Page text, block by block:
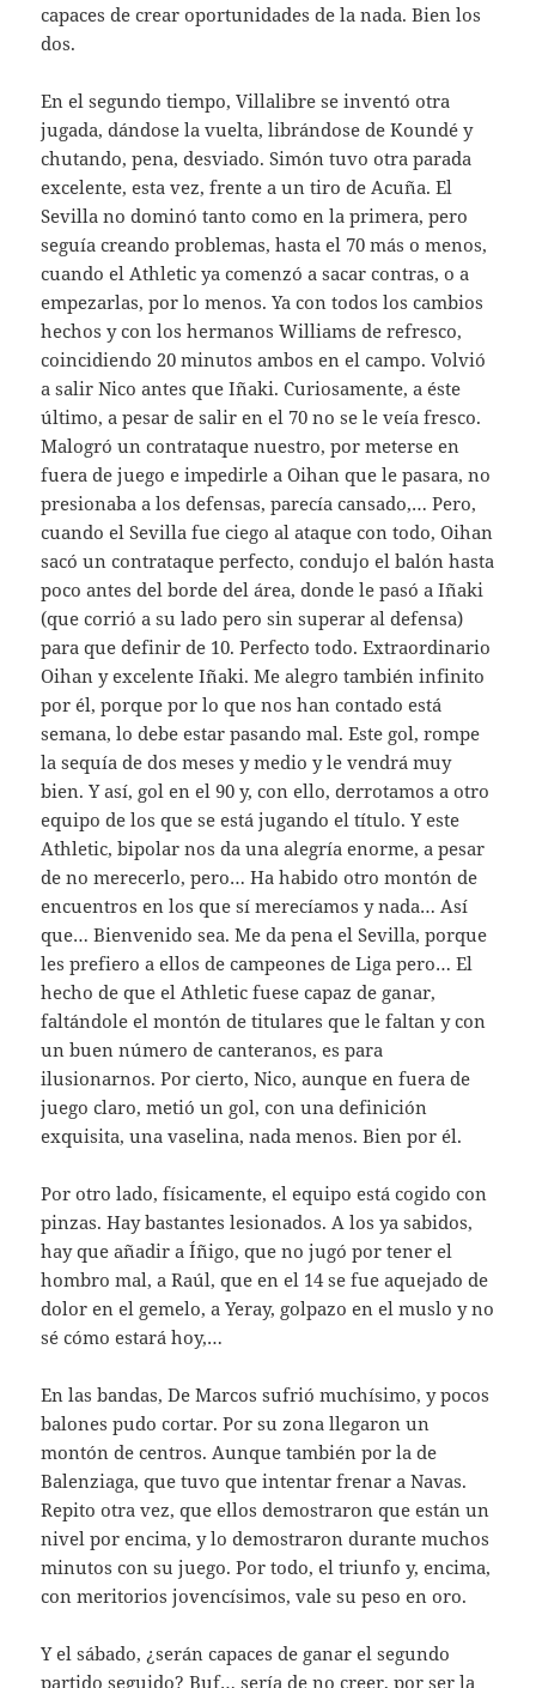
capaces de crear oportunidades de la nada. Bien los
dos.
En el segundo tiempo, Villalibre se inventó otra
jugada, dándose la vuelta, librándose de Koundé y
chutando, pena, desviado. Simón tuvo otra parada
excelente, esta vez, frente a un tiro de Acuña. El
Sevilla no dominó tanto como en la primera, pero
seguía creando problemas, hasta el 70 más o menos,
cuando el Athletic ya comenzó a sacar contras, o a
empezarlas, por lo menos. Ya con todos los cambios
hechos y con los hermanos Williams de refresco,
coincidiendo 20 minutos ambos en el campo. Volvió
a salir Nico antes que Iñaki. Curiosamente, a éste
último, a pesar de salir en el 70 no se le veía fresco.
Malogró un contrataque nuestro, por meterse en
fuera de juego e impedirle a Oihan que le pasara, no
presionaba a los defensas, parecía cansado,… Pero,
cuando el Sevilla fue ciego al ataque con todo, Oihan
sacó un contrataque perfecto, condujo el balón hasta
poco antes del borde del área, donde le pasó a Iñaki
(que corrió a su lado pero sin superar al defensa)
para que definir de 10. Perfecto todo. Extraordinario
Oihan y excelente Iñaki. Me alegro también infinito
por él, porque por lo que nos han contado está
semana, lo debe estar pasando mal. Este gol, rompe
la sequía de dos meses y medio y le vendrá muy
bien. Y así, gol en el 90 y, con ello, derrotamos a otro
equipo de los que se está jugando el título. Y este
Athletic, bipolar nos da una alegría enorme, a pesar
de no merecerlo, pero… Ha habido otro montón de
encuentros en los que sí merecíamos y nada… Así
que… Bienvenido sea. Me da pena el Sevilla, porque
les prefiero a ellos de campeones de Liga pero… El
hecho de que el Athletic fuese capaz de ganar,
faltándole el montón de titulares que le faltan y con
un buen número de canteranos, es para
ilusionarnos. Por cierto, Nico, aunque en fuera de
juego claro, metió un gol, con una definición
exquisita, una vaselina, nada menos. Bien por él.
Por otro lado, físicamente, el equipo está cogido con
pinzas. Hay bastantes lesionados. A los ya sabidos,
hay que añadir a Íñigo, que no jugó por tener el
hombro mal, a Raúl, que en el 14 se fue aquejado de
dolor en el gemelo, a Yeray, golpazo en el muslo y no
sé cómo estará hoy,…
En las bandas, De Marcos sufrió muchísimo, y pocos
balones pudo cortar. Por su zona llegaron un
montón de centros. Aunque también por la de
Balenziaga, que tuvo que intentar frenar a Navas.
Repito otra vez, que ellos demostraron que están un
nivel por encima, y lo demostraron durante muchos
minutos con su juego. Por todo, el triunfo y, encima,
con meritorios jovencísimos, vale su peso en oro.
Y el sábado, ¿serán capaces de ganar el segundo
partido seguido? Buf… sería de no creer, por ser la